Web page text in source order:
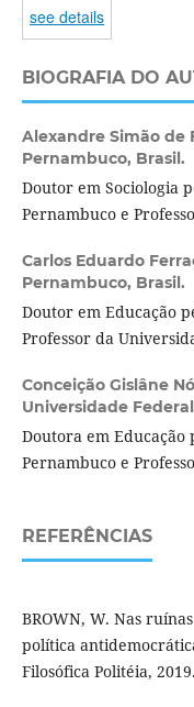
see details
BIOGRAFIA DO
Alexandre Simão de
Pernambuco, Brasil.
Doutor em Sociologia
Pernambuco e
Carlos Eduardo
Pernambuco, Brasil.
Doutor em Educação
Professor da
Conceição Gislâne
Universidade
Doutora em Educação
Pernambuco e
REFERÊNCIAS
BROWN, W. Nas
política
Filosófica Politéia, 2019.